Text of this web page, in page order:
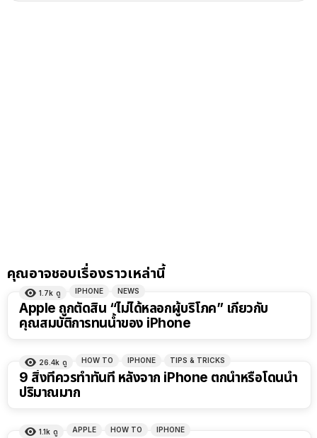
คุณอาจชอบเรื่องราวเหล่านี้
1.7k ดู IPHONE NEWS
Apple ถูกตัดสิน “ไม่ได้หลอกผู้บริโภค” เกี่ยวกับ
คุณสมบัติการทนน้ำของ iPhone
26.4k ดู HOW TO IPHONE TIPS & TRICKS
9 สิ่งที่ควรทำทันที หลังจาก iPhone ตกน้ำหรือโดนน้ำ
ปริมาณมาก
1.1k ดู APPLE HOW TO IPHONE